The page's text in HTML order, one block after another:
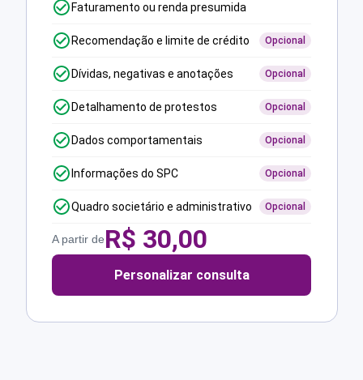
Faturamento ou renda presumida
Recomendação e limite de crédito Opcional
Dívidas, negativas e anotações Opcional
Detalhamento de protestos Opcional
Dados comportamentais Opcional
Informações do SPC Opcional
Quadro societário e administrativo Opcional
A partir deR$ 30,00
Personalizar consulta